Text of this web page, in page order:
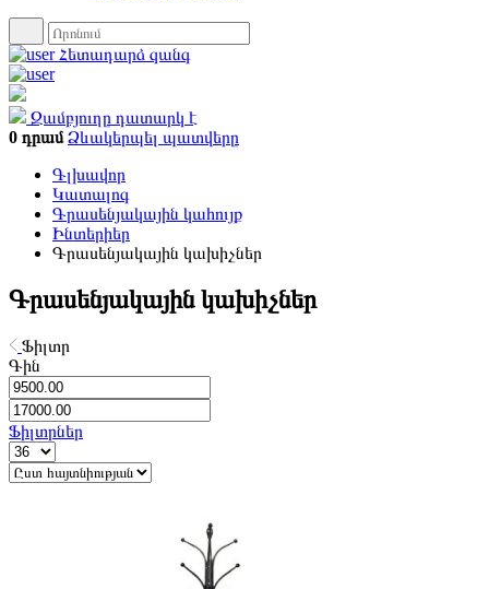
Հետադարձ զանգ
Զամբյուղը դատարկ է
0 դրամ Ձևակերպել պատվերը
Գլխավոր
Կատալոգ
Գրասենյակային կահույք
Ինտերիեր
Գրասենյակային կախիչներ
Գրասենյակային կախիչներ
Ֆիլտր
Գին
Ֆիլտրներ